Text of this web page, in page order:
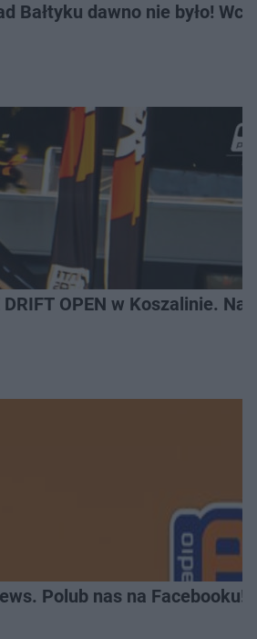
Bałtyku dawno nie było!
DRIFT OPEN w Koszalinie.
Polub nas na Facebooku!